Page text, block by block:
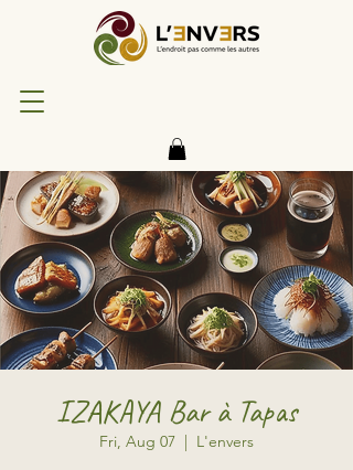
IZAKAYA Bar à Tapas
Fri, Aug 07
L'envers